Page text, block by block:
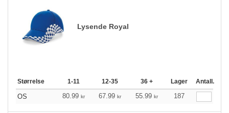
Lysende Royal
Størrelse 1-11 12-35 36 + Lager Antall.
OS 80.99 kr 67.99 kr 55.99 kr 187